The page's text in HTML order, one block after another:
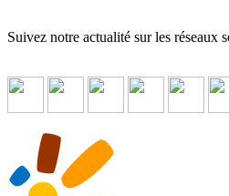
Suivez notre actualité sur les réseaux